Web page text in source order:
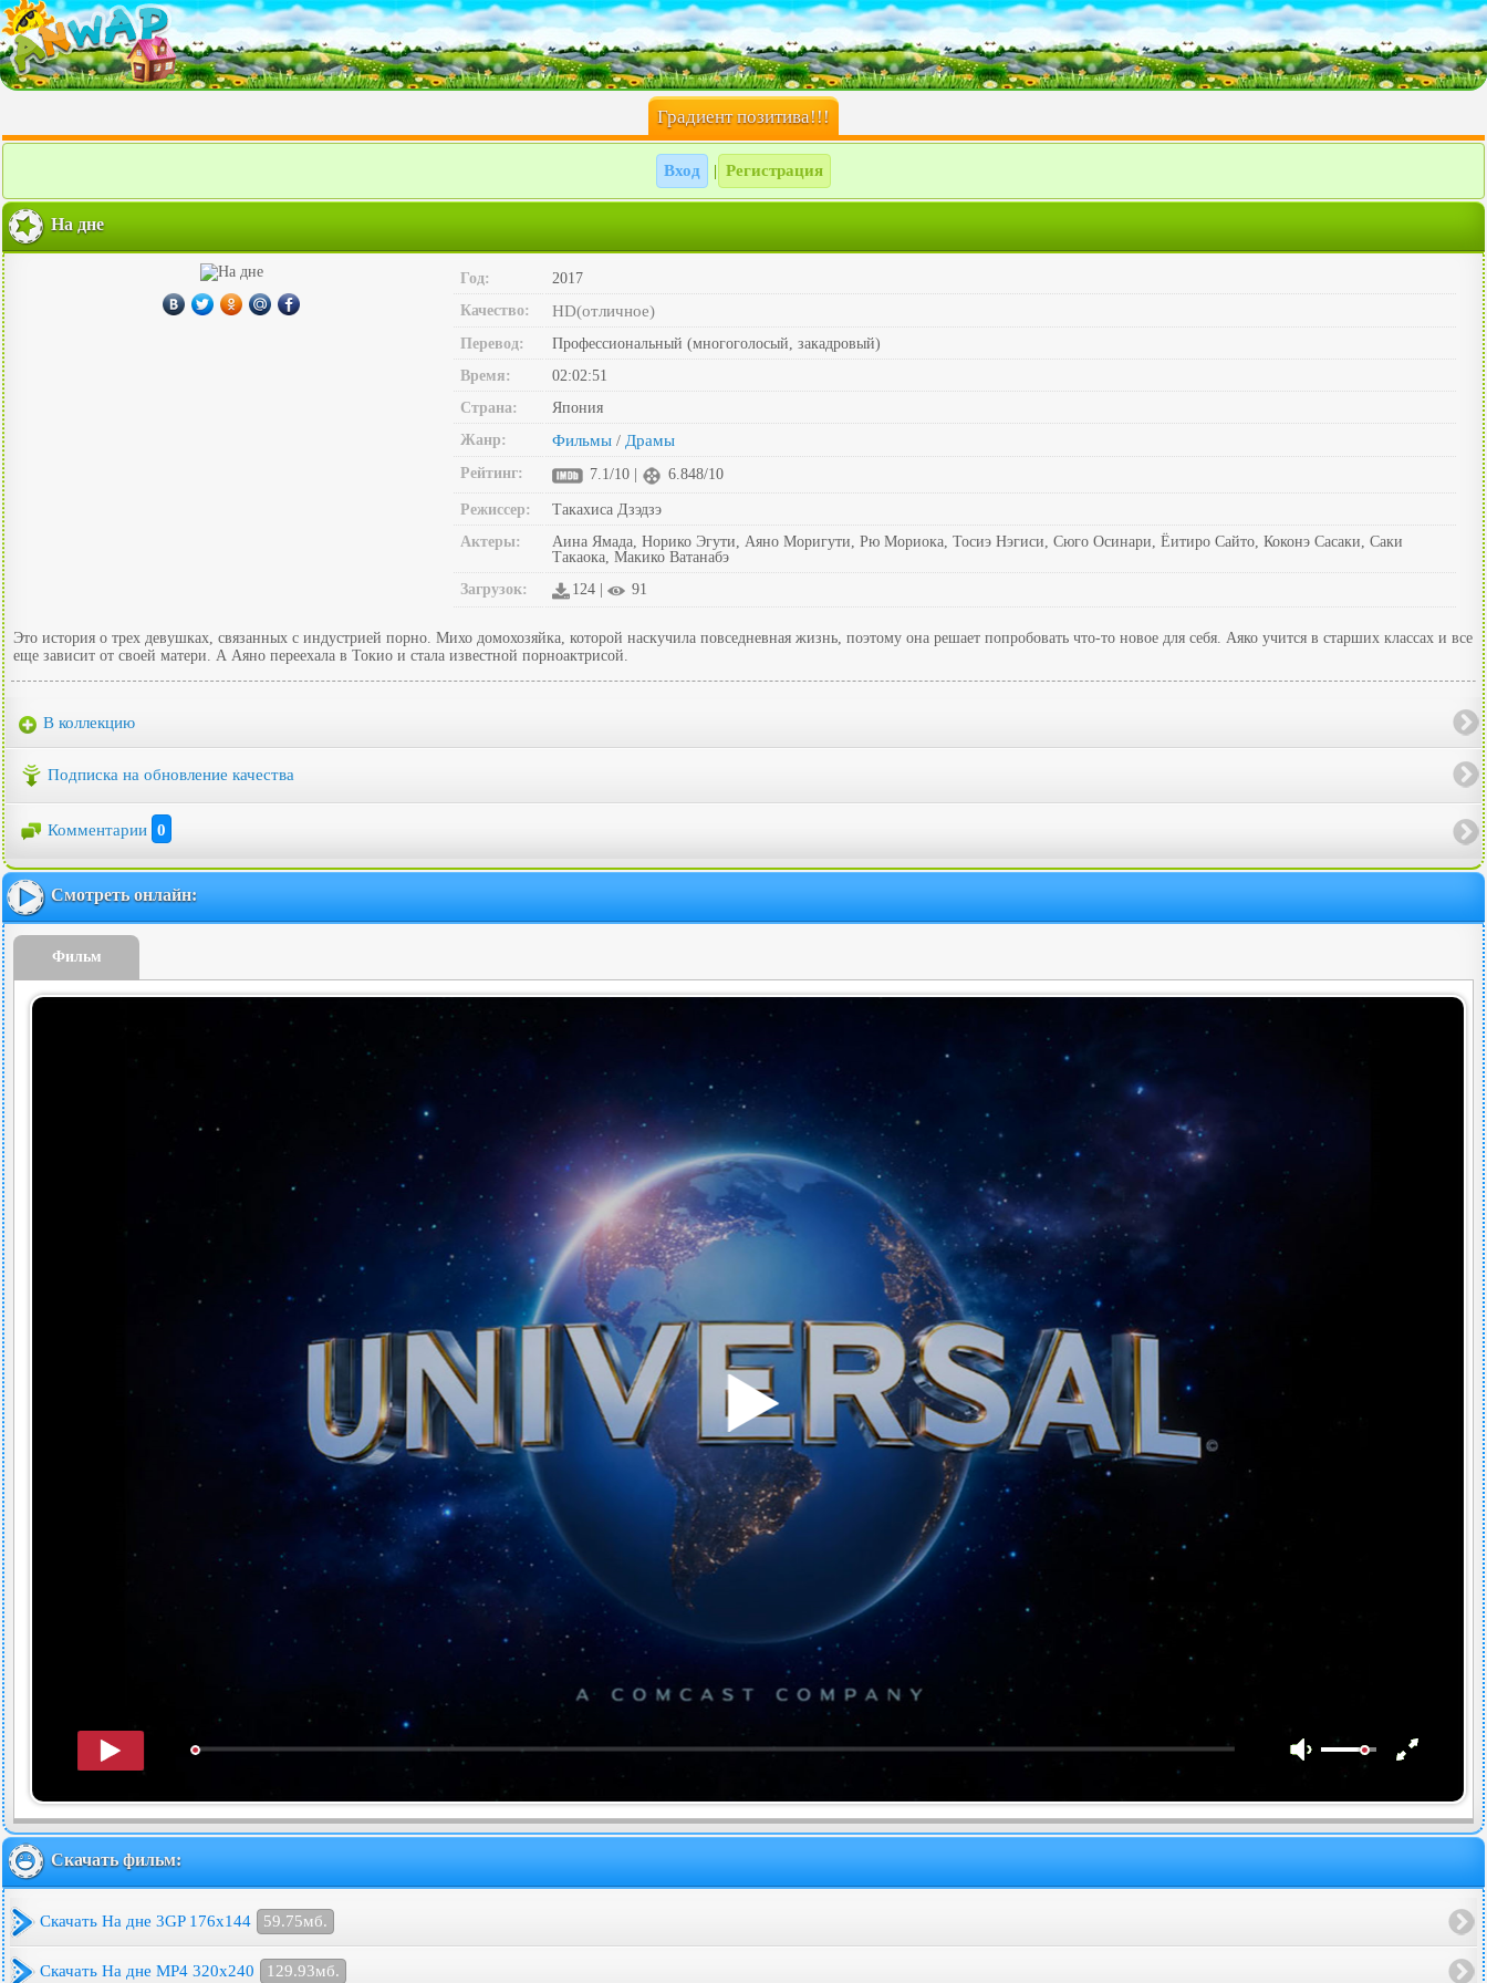
Градиент позитива!!!
Вход Регистрация
На дне
Год:
2017
Качество:
HD(отличное)
Перевод:
Профессиональный (многоголосый, закадровый)
Время:
02:02:51
Страна:
Япония
Жанр:
Фильмы / Драмы
Рейтинг: 7.1/10 | 6.848/10
Режиссер:
Такахиса Дзэдзэ
Актеры:
Аина Ямада, Норико Эгути, Аяно Моригути, Рю Мориока, Тосиэ Нэгиси, Сюго Осинари, Ёитиро Сайто, Коконэ Сасаки, Саки
Такаока, Макико Ватанабэ
Загрузок:
124 | 91
Это история о трех девушках, связанных с индустрией порно. Михо домохозяйка, которой наскучила повседневная жизнь, поэтому она решает попробовать что-то новое для себя. Аяко учится в старших классах и все
еще зависит от своей матери. А Аяно переехала в Токио и стала известной порноактрисой.
В коллекцию
Подписка на обновление качества
Комментарии 0
Смотреть онлайн:
Фильм
Скачать фильм:
Скачать На дне 3GP 176x144 59.75мб.
Скачать На дне MP4 320x240 129.93мб.